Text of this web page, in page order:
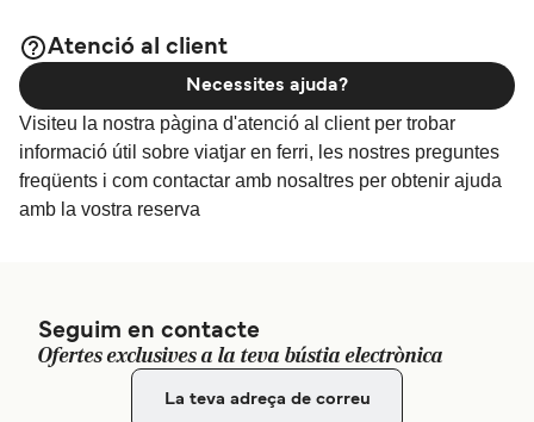
Equense NA
Atenció al client
Visiteu la nostra pàgina d'atenció al client per trobar
informació útil sobre viatjar en ferri, les nostres preguntes
freqüents i com contactar amb nosaltres per obtenir ajuda
amb la vostra reserva
Necessites ajuda?
Seguim en contacte
Ofertes exclusives a la teva bústia electrònica